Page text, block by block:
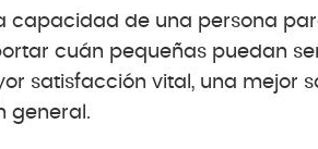
capacidad de una persona
cuán pequeñas puedan
satisfacción vital, una mejor
general.